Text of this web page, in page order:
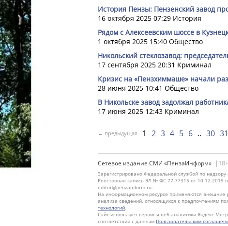
История Пензы: Пензенский завод
16 октября 2025 07:29 История
Рядом с Алексеевским шоссе в
1 октября 2025 15:40 Общество
Никольский стеклозавод:
17 сентября 2025 20:31 Криминал
Кризис на «Пензхиммаше» начали
28 июня 2025 10:41 Общество
В Никольске завод задолжал
17 июня 2025 12:43 Криминал
← предыдущая 1 2 3 4 5 6 30 31
Сетевое издание СМИ «ПензаИнформ»
Зарегистрировано Федеральной службой по
Реестровая запись ЭЛ № ФС 77-77315 от
editor@penzainform.ru.
На информационном ресурсе применяются внешние
анализа сведений, относящихся к предпочтениям
технологий.
Сайт использует сервисы веб-аналитики Яндекс
соответствии с данным Пользовательским